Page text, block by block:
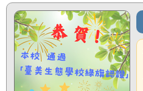
養練習
書會」
坊」、
字稿
者權益
環境
檢送桃
字稿及
有關桃
服務資源
檢送桃